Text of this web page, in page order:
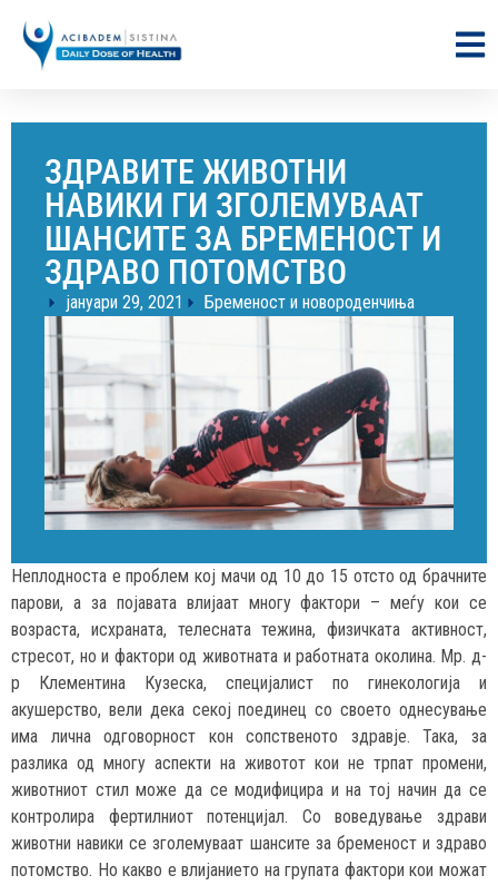
ЗДРАВИТЕ ЖИВОТНИ
НАВИКИ ГИ ЗГОЛЕМУВААТ
ШАНСИТЕ ЗА БРЕМЕНОСТ И
ЗДРАВО ПОТОМСТВО
јануари 29, 2021 Бременост и новороденчиња
Неплодноста е проблем кој мачи од 10 до 15 отсто од брачните
парови, а за појавата влијаат многу фактори – меѓу кои се
возраста, исхраната, телесната тежина, физичката активност,
стресот, но и фактори од животната и работната околина. Мр. д-
р Клементина Кузеска, специјалист по гинекологија и
акушерство, вели дека секој поединец со своето однесување
има лична одговорност кон сопственото здравје. Така, за
разлика од многу аспекти на животот кои не трпат промени,
животниот стил може да се модифицира и на тој начин да се
контролира фертилниот потенцијал. Со воведување здрави
животни навики се зголемуваат шансите за бременост и здраво
потомство. Но какво е влијанието на групата фактори кои можат